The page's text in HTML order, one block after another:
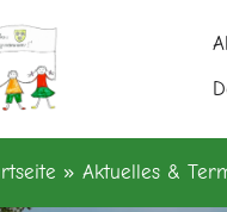
» Aktuelles &